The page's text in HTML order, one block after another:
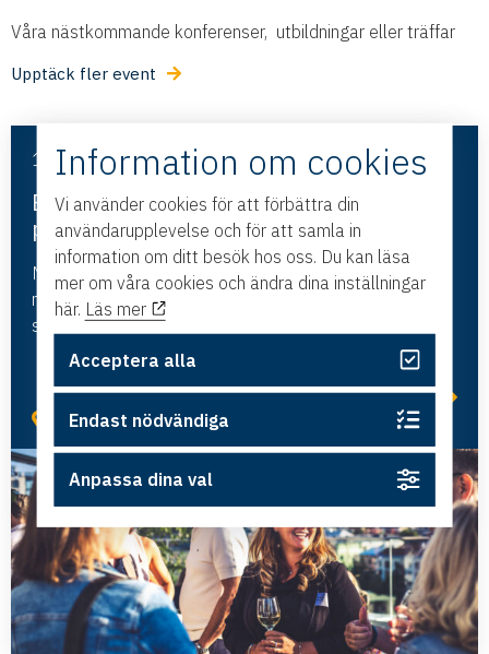
Våra nästkommande konferenser, utbildningar eller träffar
Upptäck fler event
13 augusti, 2026
B2B med kammaren – höstens kickstart
på LINK
Nätverkskväll där vi samlar medlemsföretag för att
mötas, uppdateras och inspireras efter
sommaruppehållet.
Linköping
Läs mer
Information om cookies
Vi använder cookies för att förbättra din
användarupplevelse och för att samla in
information om ditt besök hos oss. Du kan läsa
mer om våra cookies och ändra dina inställningar
här. Läs mer
Acceptera alla
Endast nödvändiga
Anpassa dina val